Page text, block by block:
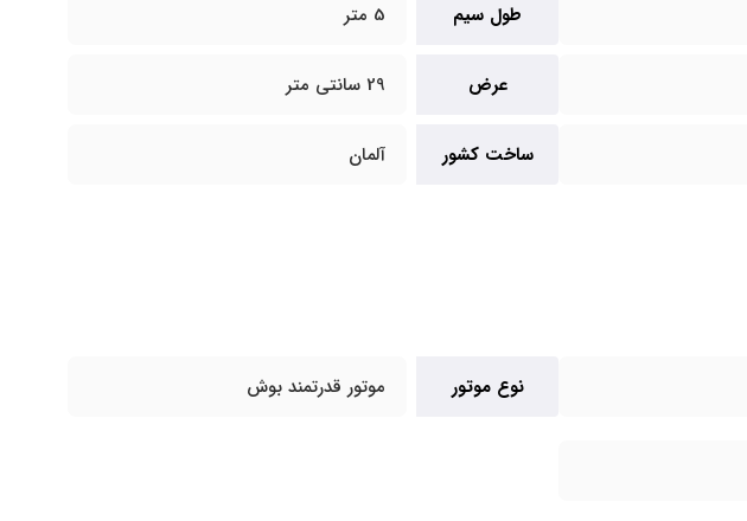
طول سیم 5 متر
عرض 29 سانتی متر
ساخت کشور آلمان
نوع موتور موتور قدرتمند بوش